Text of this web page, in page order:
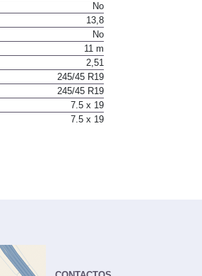
No
13,8
No
11 m
2,51
245/45 R19
245/45 R19
7.5 x 19
7.5 x 19